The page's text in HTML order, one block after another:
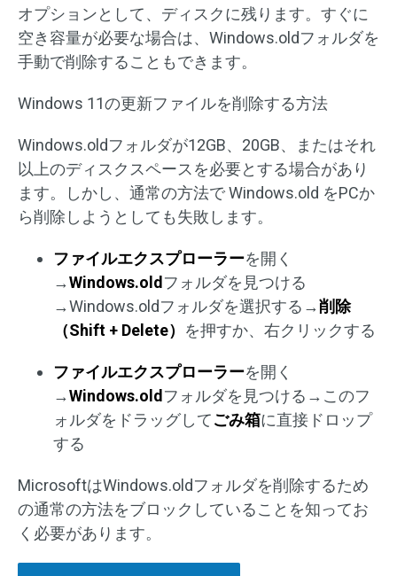
オプションとして、ディスクに残ります。すぐに
空き容量が必要な場合は、Windows.oldフォルダを
手動で削除することもできます。
Windows 11の更新ファイルを削除する方法
Windows.oldフォルダが12GB、20GB、またはそれ
以上のディスクスペースを必要とする場合があり
ます。しかし、通常の方法で Windows.old をPCか
ら削除しようとしても失敗します。
ファイルエクスプローラーを開く
→Windows.old フォルダを見つける
→Windows.oldフォルダを選択する→削除
（Shift + Delete） を押すか、右クリックする
ファイルエクスプローラーを開く
→Windows.old フォルダを見つける→このフ
ォルダをドラッグしてごみ箱に直接ドロップ
する
MicrosoftはWindows.oldフォルダを削除するため
の通常の方法をブロックしていることを知ってお
く必要があります。